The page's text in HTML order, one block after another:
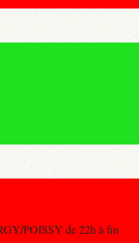
POISSY de 22h à fin